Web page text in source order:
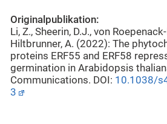
Originalpublikation:
Li, Z., Sheerin, D.J., von
Hiltbrunner, A. (2022): The
proteins ERF55 and ERF58
germination in Arabidopsis
Communications. DOI: 10.1038/
3